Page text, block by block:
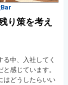
り策を考え
る中、入社してく
感じています。
はどうしたらいい